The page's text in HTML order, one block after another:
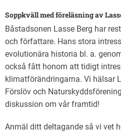
Soppkväll med föreläsning av
Båstadsonen Lasse Berg har
och författare. Hans stora
evolutionära historia bl. a.
också fått honom att tidigt
klimatförändringarna. Vi hälsar
Förslöv och
diskussion om vår framtid!
Anmäl ditt deltagande så vi vet